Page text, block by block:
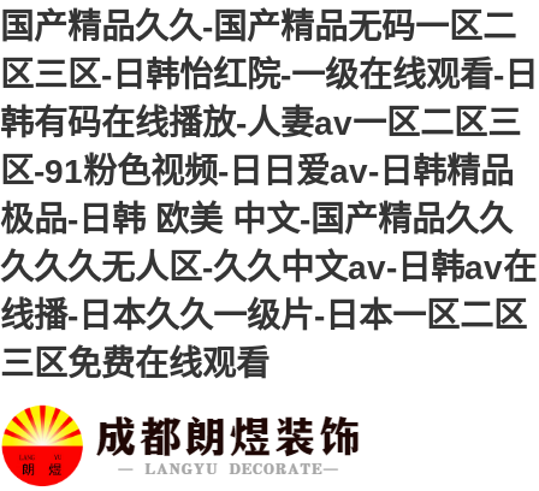
国产精品久久-国产精品无码一区二
区三区-日韩怡红院-一级在线观看-日
韩有码在线播放-人妻av一区二区三
区-91粉色视频-日日爱av-日韩精品
极品-日韩 欧美 中文-国产精品久久
久久久无人区-久久中文av-日韩av在
线播-日本久久一级片-日本一区二区
三区免费在线观看